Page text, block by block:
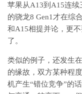
苹果从A13到A15连
的骁龙8 Gen1才在综
和A15相提并论，更
了。
类似的例子，还发生
的缘故，双方某种程
机产生“错位竞争”的